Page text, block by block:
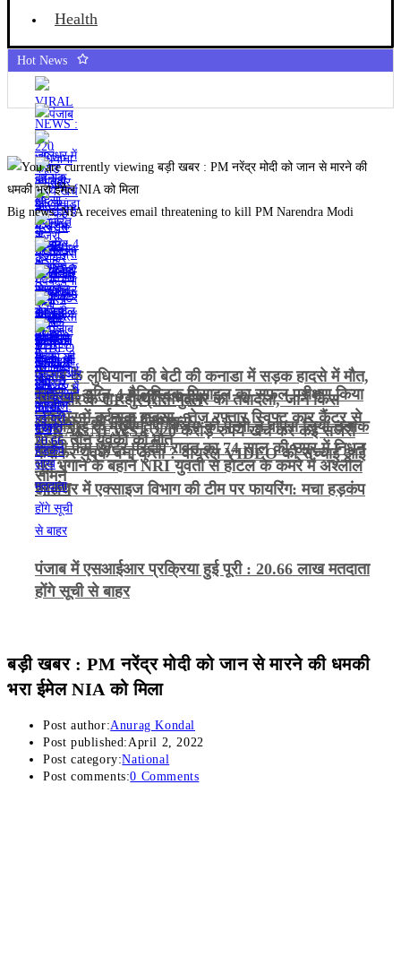
Health
Hot News
VIRAL NEWS : 220 करोड़ रुपये खर्च कर कई सर्जरी
कराकर युवक बना कुत्ता ? वायरल VIDEO की सच्चाई आई
सामने
पंजाब के लुधियाना की बेटी की कनाडा में सड़क हादसे में माैत,
कैदी को ले जा रही थीं रमनदीप
जालंधर में दर्दनाक हादसा : तेज़ रफ़्तार स्विफ्ट कार कैंटर से
भिड़ी, तीन युवकों की मौत
अमृतसर के CP गुरप्रीत भुल्लर का तबादला, जानें किस
अधिकारी को मिली जिम्मेदारी
तमिलनाडु के मुख्यमंत्री विजय की पत्नी ने वापस लिया तलाक
केस
भारत ने अग्नि-4 बैलिस्टिक मिसाइल का सफल परीक्षण किया
भूत भगाने के बहाने NRI युवती से होटल के कमरे में अश्लील
हरकत
गजनी फेम एक्टर प्रदीप रावत का 74 साल की उम्र में निधन
जालंधर में एक्साइज विभाग की टीम पर फायरिंग: मचा हड़कंप
पंजाब में एसआईआर प्रक्रिया हुई पूरी : 20.66 लाख मतदाता
होंगे सूची से बाहर
Big news: NIA receives email threatening to kill PM Narendra Modi
बड़ी खबर : PM नरेंद्र मोदी को जान से मारने की धमकी
भरा ईमेल NIA को मिला
Post author:Anurag Kondal
Post published: April 2, 2022
Post category:National
Post comments:0 Comments